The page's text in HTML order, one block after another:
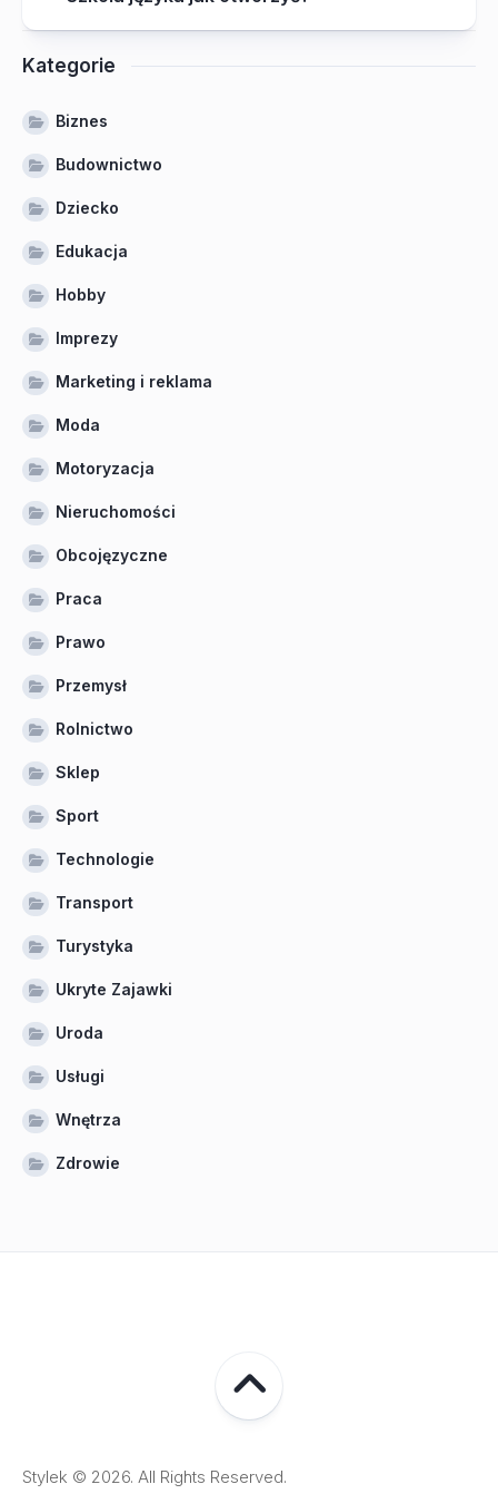
Kategorie
Biznes
Budownictwo
Dziecko
Edukacja
Hobby
Imprezy
Marketing i reklama
Moda
Motoryzacja
Nieruchomości
Obcojęzyczne
Praca
Prawo
Przemysł
Rolnictwo
Sklep
Sport
Technologie
Transport
Turystyka
Ukryte Zajawki
Uroda
Usługi
Wnętrza
Zdrowie
Stylek © 2026. All Rights Reserved.